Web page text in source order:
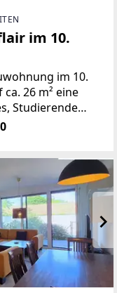
im 10.
im 10.
26 m² eine
Studierende
bildet
durch